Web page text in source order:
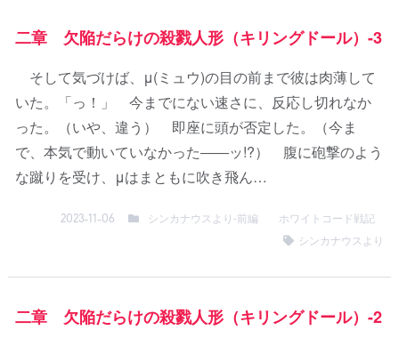
二章 欠陥だらけの殺戮人形（キリングドール）-3
そして気づけば、μ(ミュウ)の目の前まで彼は肉薄して
いた。「っ！」 今までにない速さに、反応し切れなか
った。（いや、違う） 即座に頭が否定した。（今ま
で、本気で動いていなかった――ッ!?） 腹に砲撃のよう
な蹴りを受け、μはまともに吹き飛ん…
2023-11-06 シンカナウスより-前編
ホワイトコード戦記
シンカナウスより
二章 欠陥だらけの殺戮人形（キリングドール）-2